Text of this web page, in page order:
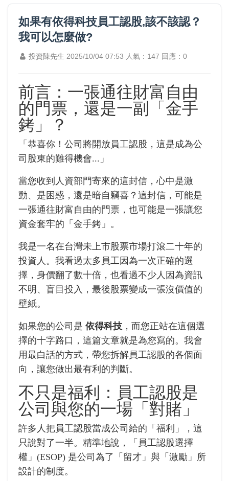
如果有依得科技員工認股,該不該認？
我可以怎麼做?
投資陳先生 2025/10/04 07:53 人氣：147 回應：0
前言：一張通往財富自由
的門票，還是一副「金手
銬」？
「恭喜你！公司將開放員工認股，這是成為公
司股東的難得機會...」
當您收到人資部門寄來的這封信，心中是激
動、是困惑，還是暗自竊喜？這封信，可能是
一張通往財富自由的門票，也可能是一張讓您
資金套牢的「金手銬」。
我是一名在台灣未上市股票市場打滾二十年的
投資人。我看過太多員工因為一次正確的選
擇，身價翻了數十倍，也看過不少人因為資訊
不明、盲目投入，最後股票變成一張沒價值的
壁紙。
如果您的公司是 依得科技 ，而您正站在這個選
擇的十字路口，這篇文章就是為您寫的。我會
用最白話的方式，帶您拆解員工認股的各個面
向，讓您做出最有利的判斷。
不只是福利：員工認股是
公司與您的一場「對賭」
許多人把員工認股當成公司給的「福利」，這
只說對了一半。精準地說，「員工認股選擇
權」(ESOP) 是公司為了「留才」與「激勵」所
設計的制度。